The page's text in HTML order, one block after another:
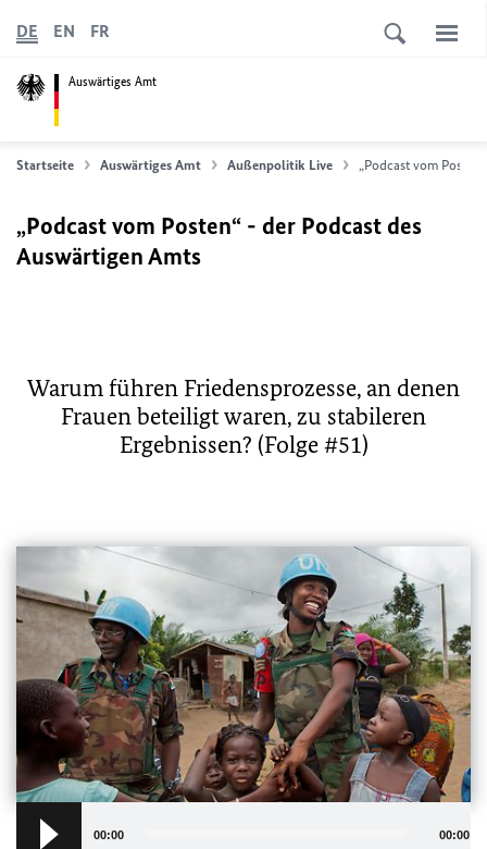
Auswärtiges Amt
DE EN FR
Startseite Auswärtiges Amt Außenpolitik Live „Podcast vom
„Podcast vom Posten“ - der Podcast des
Auswärtigen Amts
Warum führen Friedensprozesse, an denen
Frauen beteiligt waren, zu stabileren
Ergebnissen? (Folge #51)
Audio
Player
00:00 00:00